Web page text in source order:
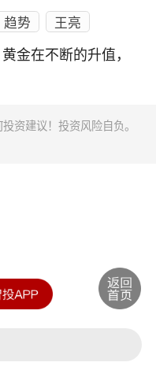
趋势 王亮
金在不断的升值，
资建议！投资风险自负。